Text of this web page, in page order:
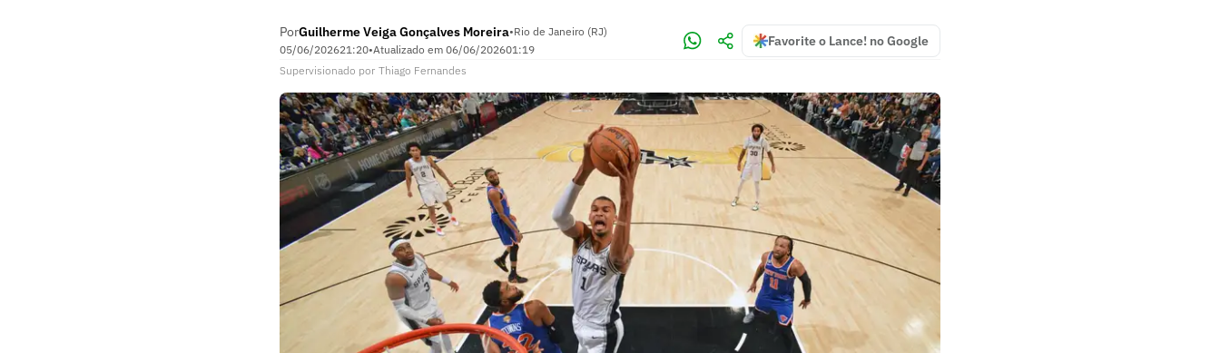
PorGuilherme Veiga Gonçalves Moreira•Rio de Janeiro (RJ)
05/06/202621:20•Atualizado em 06/06/202601:19
Favorite o Lance! no Google
Supervisionado por Thiago Fernandes